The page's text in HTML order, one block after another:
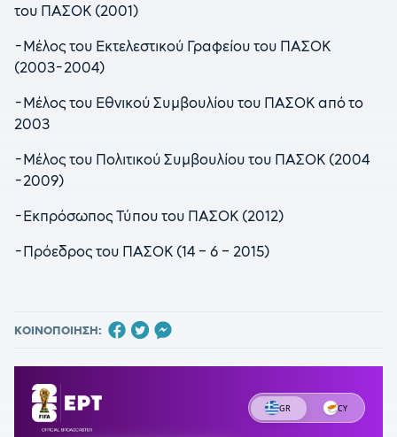
του ΠΑΣΟΚ (2001)
-Mέλος του Εκτελεστικού Γραφείου του ΠΑΣΟΚ
(2003-2004)
-Μέλος του Εθνικού Συμβουλίου του ΠΑΣΟΚ από το
2003
-Μέλος του Πολιτικού Συμβουλίου του ΠΑΣΟΚ (2004
-2009)
-Εκπρόσωπος Τύπου του ΠΑΣΟΚ (2012)
-Πρόεδρος του ΠΑΣΟΚ (14 – 6 – 2015)
ΚΟΙΝΟΠΟΙΗΣΗ: